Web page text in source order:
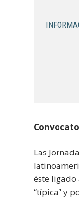
Las
éste ligado
“típica” y